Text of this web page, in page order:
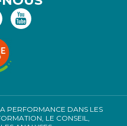
PERFORMANCE DANS LES
LE CONSEIL,